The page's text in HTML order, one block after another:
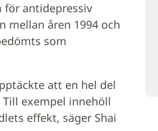
för antidepressiv
mellan åren 1994 och
som
att en hel del
exempel innehöll
effekt, säger Shai